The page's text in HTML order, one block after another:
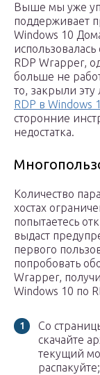
Выше мы уже
поддерживает
Windows 10
RDP Wrapper,
больше не
то, закрыли
RDP в Windows
сторонние
недостатка.
Количество
хостах
попытаетесь
выдаст
первого
попробовать
Wrapper,
Windows 10 по
Со
скачайте
текущий
распакуйте;